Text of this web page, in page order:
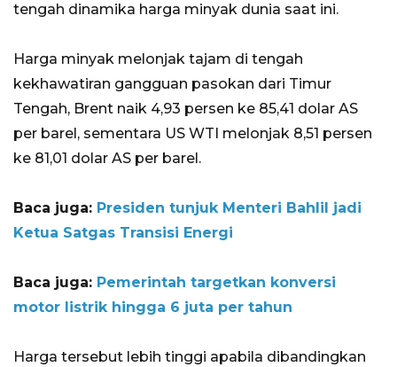
tengah dinamika harga minyak dunia saat ini.
Harga minyak melonjak tajam di tengah
kekhawatiran gangguan pasokan dari Timur
Tengah, Brent naik 4,93 persen ke 85,41 dolar AS
per barel, sementara US WTI melonjak 8,51 persen
ke 81,01 dolar AS per barel.
Baca juga: Presiden tunjuk Menteri Bahlil jadi
Ketua Satgas Transisi Energi
Baca juga: Pemerintah targetkan konversi
motor listrik hingga 6 juta per tahun
Harga tersebut lebih tinggi apabila dibandingkan